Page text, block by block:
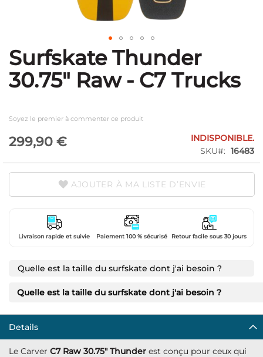
Skip
to
the
beginning
images
gallery
Surfskate Thunder
30.75" Raw - C7 Trucks
Soyez le premier à commenter ce produit
299,90 €
INDISPONIBLE.
SKU
16483
AJOUTER À MA LISTE D’ENVIE
Livraison rapide et suivie Paiement 100 % sécurisé Retour facile sous 30 jours
Quelle est la taille du surfskate dont j'ai besoin ?
Quelle est la taille du surfskate dont j'ai besoin ?
Details
Le Carver C7 Raw 30.75" Thunder est conçu pour ceux qui